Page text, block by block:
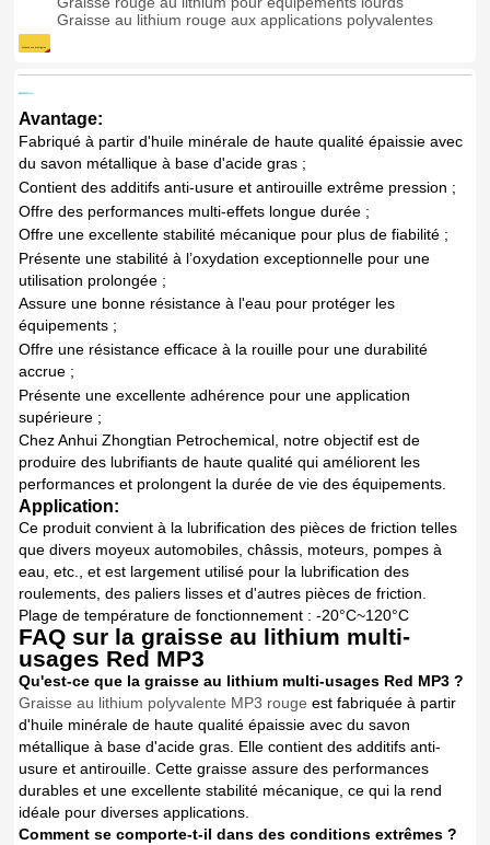
Graisse au lithium rouge aux applications polyvalentes
Avantage:
Fabriqué à partir d'huile minérale de haute qualité épaissie avec
du savon métallique à base d'acide gras ;
Contient des additifs anti-usure et antirouille extrême pression ;
Offre des performances multi-effets longue durée ;
Offre une excellente stabilité mécanique pour plus de fiabilité ;
Présente une stabilité à l’oxydation exceptionnelle pour une
utilisation prolongée ;
Assure une bonne résistance à l'eau pour protéger les
équipements ;
Offre une résistance efficace à la rouille pour une durabilité
accrue ;
Présente une excellente adhérence pour une application
supérieure ;
Chez Anhui Zhongtian Petrochemical, notre objectif est de
produire des lubrifiants de haute qualité qui améliorent les
performances et prolongent la durée de vie des équipements.
Application:
Ce produit convient à la lubrification des pièces de friction telles
que divers moyeux automobiles, châssis, moteurs, pompes à
eau, etc., et est largement utilisé pour la lubrification des
roulements, des paliers lisses et d'autres pièces de friction.
Plage de température de fonctionnement : -20°C~120°C
FAQ sur la graisse au lithium multi-
usages Red MP3
Qu'est-ce que la graisse au lithium multi-usages Red MP3 ?
Graisse au lithium polyvalente MP3 rouge est fabriquée à partir
d'huile minérale de haute qualité épaissie avec du savon
métallique à base d'acide gras. Elle contient des additifs anti-
usure et antirouille. Cette graisse assure des performances
durables et une excellente stabilité mécanique, ce qui la rend
idéale pour diverses applications.
Comment se comporte-t-il dans des conditions extrêmes ?